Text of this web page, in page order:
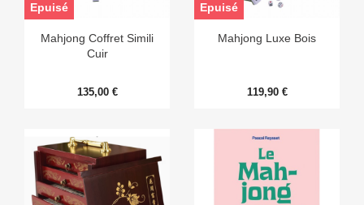
Mahjong Coffret Simili
Cuir
135,00 €
Epuisé
Mahjong Luxe Bois
119,90 €
Epuisé